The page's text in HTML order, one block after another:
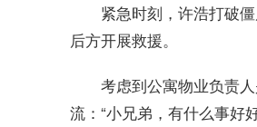
紧急时刻，许浩打破
后方开展救援。
考虑到公寓物业负责
流：“小兄弟，有什么事好